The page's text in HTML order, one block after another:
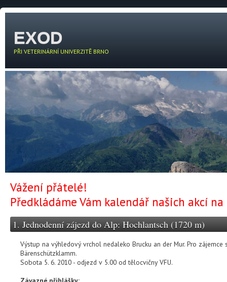
EXOD
PŘI VETERINÁRNÍ UNIVERZITĚ BRNO
Vážení přátelé!
Předkládáme Vám kalendář našich akcí
1. Jednodenní zájezd do Alp: Hochlantsch (1720 m)
Výstup na výhledový vrchol nedaleko Brucku an der Mur. Pro
Bärenschützklamm.
Sobota 5. 6. 2010 - odjezd v 5.00 od tělocvičny VFU.